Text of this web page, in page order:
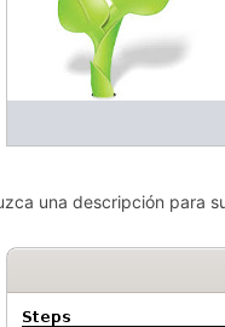
una descripción para